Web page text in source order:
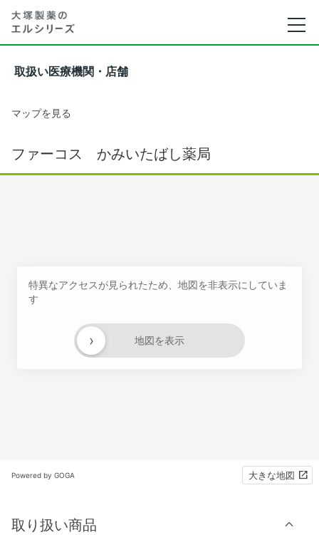
取扱い医療機関・店舗
マップを見る
ファーコス かみいたばし薬局
特異なアクセスが見られたため、地図を非表示にしていま
す
地図を表示
›
Powered by GOGA 大きな地図
取り扱い商品